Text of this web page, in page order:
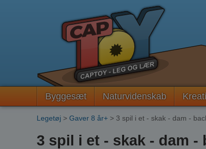
Byggesæt Naturvidenskab
Legetøj > Gaver 8 år+ > 3 spil i et - skak - dam -
3 spil i et - skak - dam -